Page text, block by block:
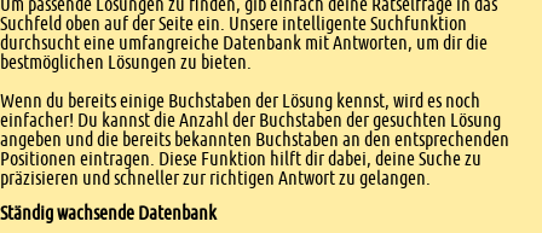
Suchfeld oben auf der Seite ein. Unsere intelligente Suchfunktion
durchsucht eine umfangreiche Datenbank mit Antworten, um dir die
bestmöglichen Lösungen zu bieten.
Wenn du bereits einige Buchstaben der Lösung kennst, wird es noch
einfacher! Du kannst die Anzahl der Buchstaben der gesuchten Lösung
angeben und die bereits bekannten Buchstaben an den entsprechenden
Positionen eintragen. Diese Funktion hilft dir dabei, deine Suche zu
präzisieren und schneller zur richtigen Antwort zu gelangen.
Ständig wachsende Datenbank